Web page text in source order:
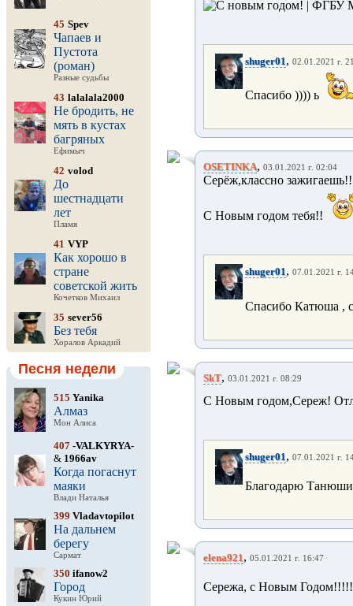
45 Spev
Чапаев и
Пустота
(роман)
Разные судьбы
43 lalalala2000
Не бродить, не
мять в кустах
багряных
Ефимыч
42 volod
До
шестнадцати
лет
Пламя
41 VYP
Как хорошо в
стране
советской жить
Кочетков Михаил
35 sever56
Без тебя
Хоралов Аркадий
Песня недели
515 Yanika
Алмаз
Мон Алиса
407 -VALKYRYA-
& 1966av
Когда погаснут
маяки
Влади Наталья
399 Vladavtopilot
На дальнем
берегу
Сармат
350 ifanow2
Город
Кукин Юрий
shuger01, 02.01.2021 г.
Спасибо )))) ь
OSETINKA, 03.01.2021 г. 02:04
Серёж,классно
С Новым годом тебя!!
shuger01, 07.01.2021 г.
Спасибо Катюша ,
SkT, 03.01.2021 г. 08:29
С Новым годом,Сереж!
shuger01, 07.01.2021 г.
Благодарю
elena921, 05.01.2021 г. 16:47
Сережа, с Новым